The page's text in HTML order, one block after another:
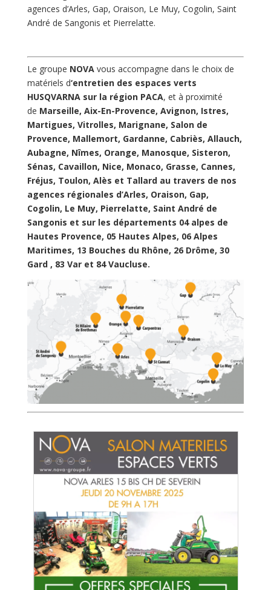
agences d’Arles, Gap, Oraison, Le Muy, Cogolin, Saint
André de Sangonis et Pierrelatte.
Le groupe NOVA vous accompagne dans le choix de
matériels d‘entretien des espaces verts
HUSQVARNA sur la région PACA, et à proximité
de Marseille, Aix-En-Provence, Avignon, Istres,
Martigues, Vitrolles, Marignane, Salon de
Provence, Mallemort, Gardanne, Cabriès, Allauch,
Aubagne, Nîmes, Orange, Manosque, Sisteron,
Sénas, Cavaillon, Nice, Monaco, Grasse, Cannes,
Fréjus, Toulon, Alès et Tallard au travers de nos
agences régionales d’Arles, Oraison, Gap,
Cogolin, Le Muy, Pierrelatte, Saint André de
Sangonis et sur les départements 04 alpes de
Hautes Provence, 05 Hautes Alpes, 06 Alpes
Maritimes, 13 Bouches du Rhône, 26 Drôme, 30
Gard , 83 Var et 84 Vaucluse.